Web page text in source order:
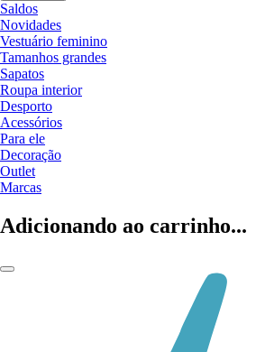
Saldos
Novidades
Vestuário feminino
Tamanhos grandes
Sapatos
Roupa interior
Desporto
Acessórios
Para ele
Decoração
Outlet
Marcas
Adicionando ao carrinho...